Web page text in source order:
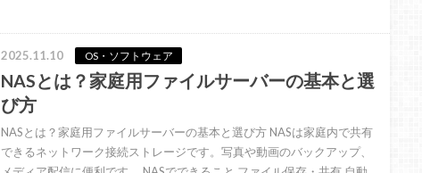
2025.11.10 OS・ソフトウェア
NASとは？家庭用ファイルサーバーの基本と選
び方
NASとは？家庭用ファイルサーバーの基本と選び方 NASは家庭内で共有
できるネットワーク接続ストレージです。写真や動画のバックアップ、